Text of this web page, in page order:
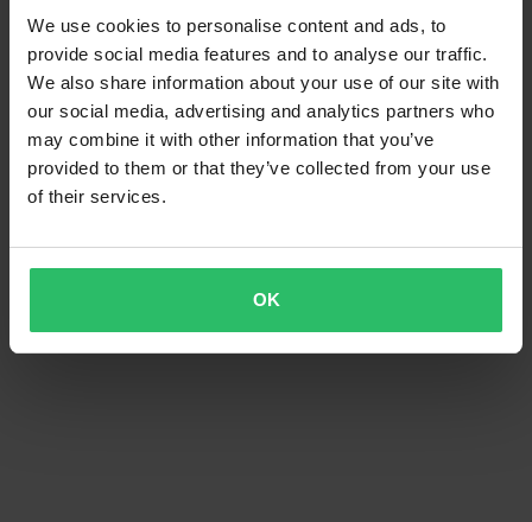
We use cookies to personalise content and ads, to
provide social media features and to analyse our traffic.
We also share information about your use of our site with
our social media, advertising and analytics partners who
may combine it with other information that you’ve
provided to them or that they’ve collected from your use
of their services.
OK